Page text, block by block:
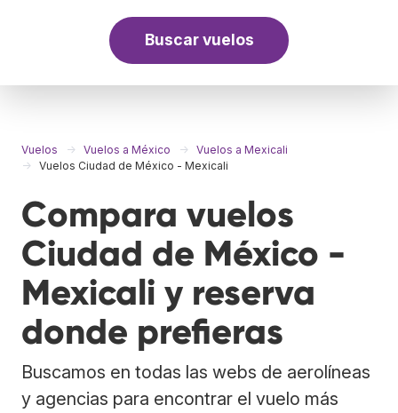
Buscar vuelos
Vuelos Vuelos a México
Vuelos a Mexicali
Vuelos Ciudad de México - Mexicali
Compara vuelos
Ciudad de México -
Mexicali y reserva
donde prefieras
Buscamos en todas las webs de aerolíneas
y agencias para encontrar el vuelo más